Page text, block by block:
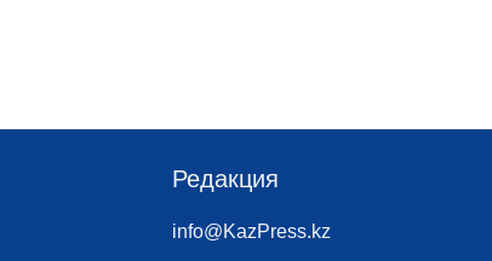
Редакция
info@KazPress.kz